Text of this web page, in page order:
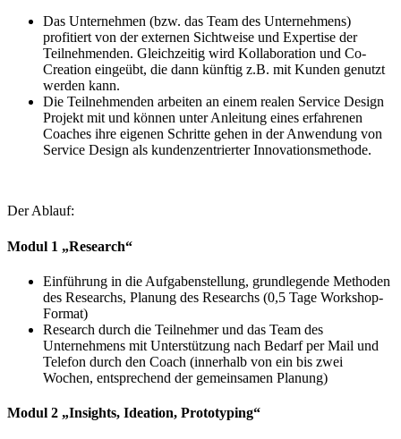
Das Unternehmen (bzw. das Team des Unternehmens)
profitiert von der externen Sichtweise und Expertise der
Teilnehmenden. Gleichzeitig wird Kollaboration und Co-
Creation eingeübt, die dann künftig z.B. mit Kunden genutzt
werden kann.
Die Teilnehmenden arbeiten an einem realen Service Design
Projekt mit und können unter Anlei­tung eines erfahrenen
Coaches ihre eigenen Schritte gehen in der Anwendung von
Service Design als kundenzentrierter Innovationsmethode.
Der Ablauf:
Modul 1 „Research“
Einführung in die Aufgabenstellung, grundlegende Methoden
des Researchs, Planung des Researchs (0,5 Tage Workshop-
Format)
Research durch die Teilnehmer und das Team des
Unternehmens mit Unterstützung nach Bedarf per Mail und
Telefon durch den Coach (innerhalb von ein bis zwei
Wochen, entsprechend der gemeinsamen Planung)
Modul 2 „Insights, Ideation, Prototyping“